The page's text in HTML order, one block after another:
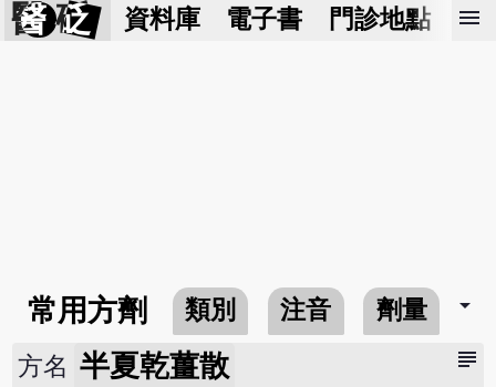
醫 砭 資料庫 電子書 門診地點 預
menu
常用方劑 類別 注音 劑量 arrow_drop_down
subject
方名 半夏乾薑散